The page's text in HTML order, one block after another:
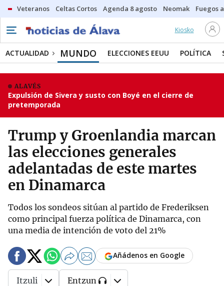
Veteranos Celtas Cortos Agenda 8 agosto Neomak Fuegos
Kiosko
ACTUALIDAD MUNDO ELECCIONES EEUU POLÍTICA
ALAVÉS
Expulsión de Sivera y susto con Boyé en el cierre de
pretemporada
Trump y Groenlandia marcan
las elecciones generales
adelantadas de este martes
en Dinamarca
Todos los sondeos sitúan al partido de Frederiksen
como principal fuerza política de Dinamarca, con
una media de intención de voto del 21%
Añádenos en Google
Itzuli Entzun